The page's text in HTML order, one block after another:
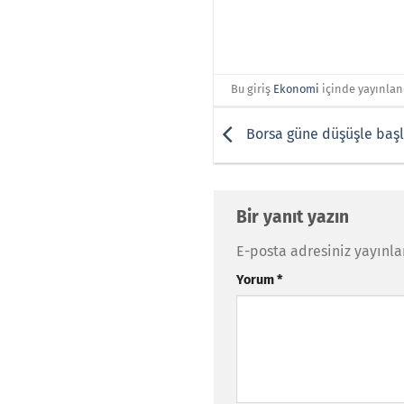
Bu giriş Ekonomi içinde
Borsa güne düşüşle
Bir yanıt yazın
E-posta adresiniz
Yorum*